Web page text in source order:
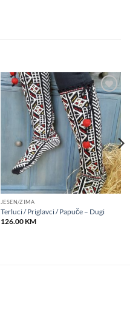
Add to
wishlist
JESEN/ZIMA
Terluci / Priglavci / Papuče – Dugi
126.00 KM